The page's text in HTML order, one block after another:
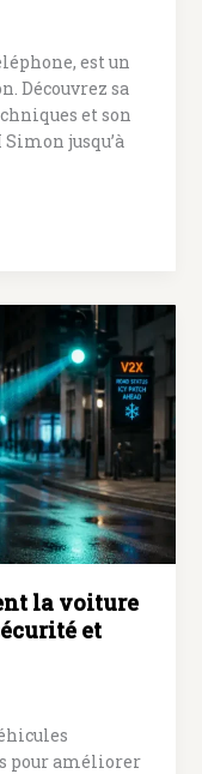
est un
Découvrez sa
et son
jusqu’à
la voiture
et
pour améliorer